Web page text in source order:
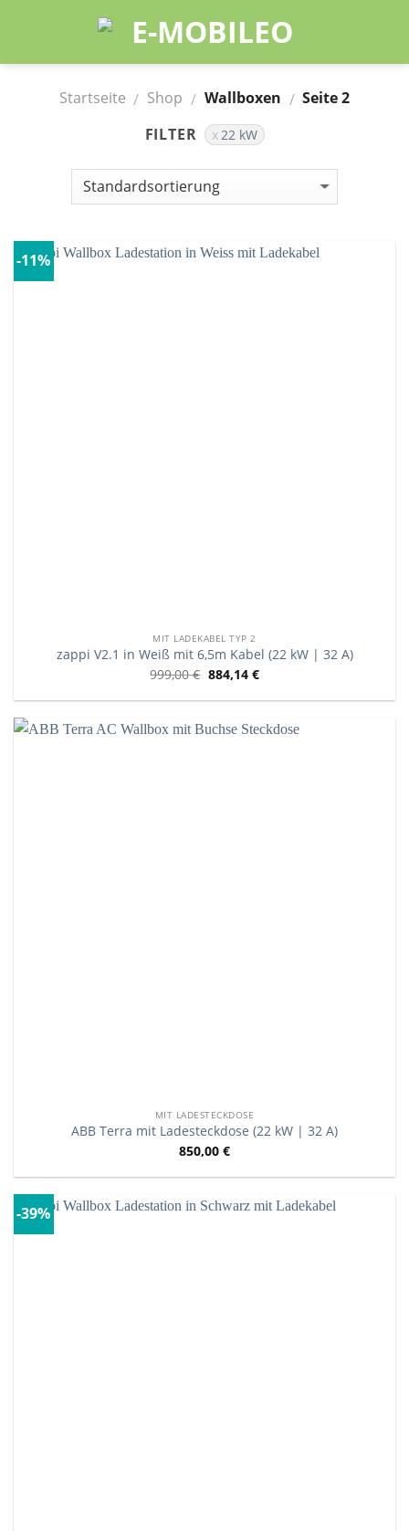
Startseite / Shop / Wallboxen / Seite 2
FILTER
22 kW
-11%
MIT LADEKABEL TYP 2
zappi V2.1 in Weiß mit 6,5m Kabel (22 kW | 32 A)
999,00€ 884,14 €
MIT LADESTECKDOSE
ABB Terra mit Ladesteckdose (22 kW | 32 A)
850,00 €
-39%